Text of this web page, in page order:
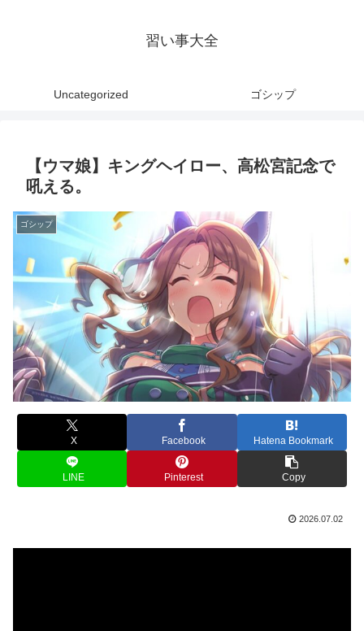
習い事大全
Uncategorized ゴシップ
【ウマ娘】キングヘイロー、高松宮記念で
吼える。
ゴシップ
X Facebook Hatena Bookmark
LINE Pinterest Copy
2026.07.02